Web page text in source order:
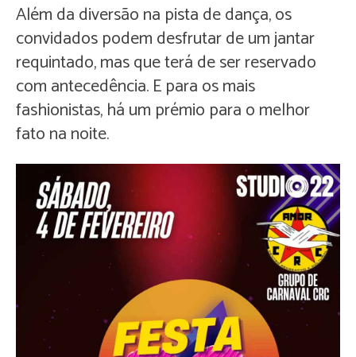
Além da diversão na pista de dança, os
convidados podem desfrutar de um jantar
requintado, mas que terá de ser reservado
com antecedência. E para os mais
fashionistas, há um prémio para o melhor
fato na noite.